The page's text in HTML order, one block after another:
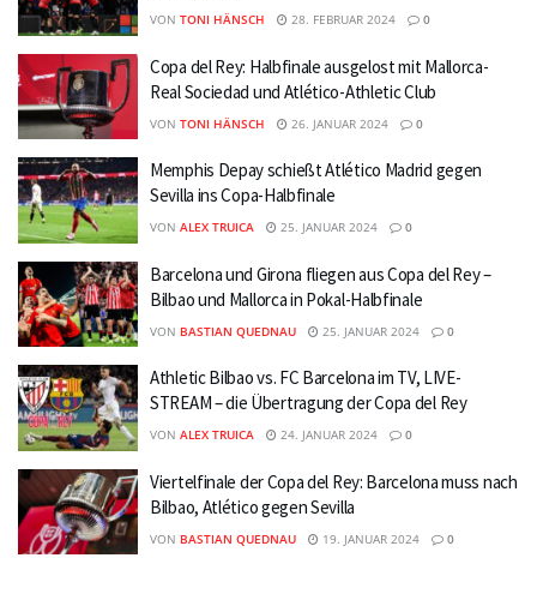
VON TONI HÄNSCH 28. FEBRUAR 2024 0
Copa del Rey: Halbfinale ausgelost mit Mallorca-
Real Sociedad und Atlético-Athletic Club
VON TONI HÄNSCH 26. JANUAR 2024 0
Memphis Depay schießt Atlético Madrid gegen
Sevilla ins Copa-Halbfinale
VON ALEX TRUICA 25. JANUAR 2024 0
Barcelona und Girona fliegen aus Copa del Rey –
Bilbao und Mallorca in Pokal-Halbfinale
VON BASTIAN QUEDNAU 25. JANUAR 2024 0
Athletic Bilbao vs. FC Barcelona im TV, LIVE-
STREAM – die Übertragung der Copa del Rey
VON ALEX TRUICA 24. JANUAR 2024 0
Viertelfinale der Copa del Rey: Barcelona muss nach
Bilbao, Atlético gegen Sevilla
VON BASTIAN QUEDNAU 19. JANUAR 2024 0